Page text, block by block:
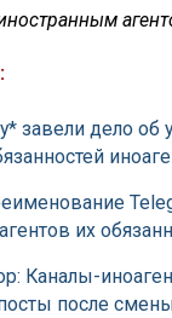
завели дело об
их
Каналы-
после